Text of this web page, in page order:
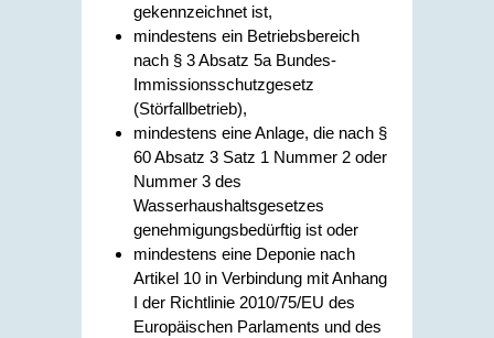
gekennzeichnet ist,
mindestens ein Betriebsbereich
nach § 3 Absatz 5a Bundes-
Immissionsschutzgesetz
(Störfallbetrieb),
mindestens eine Anlage, die nach §
60 Absatz 3 Satz 1 Nummer 2 oder
Nummer 3 des
Wasserhaushaltsgesetzes
genehmigungsbedürftig ist oder
mindestens eine Deponie nach
Artikel 10 in Verbindung mit Anhang
I der Richtlinie 2010/75/EU des
Europäischen Parlaments und des